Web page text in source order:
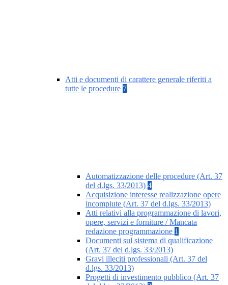
Atti e documenti di carattere generale riferiti a
tutte le procedure 7
Automatizzazione delle procedure (Art. 37
del d.lgs. 33/2013) 4
Acquisizione interesse realizzazione opere
incompiute (Art. 37 del d.lgs. 33/2013)
Atti relativi alla programmazione di lavori,
opere, servizi e forniture / Mancata
redazione programmazione 1
Documenti sul sistema di qualificazione
(Art. 37 del d.lgs. 33/2013)
Gravi illeciti professionali (Art. 37 del
d.lgs. 33/2013)
Progetti di investimento pubblico (Art. 37